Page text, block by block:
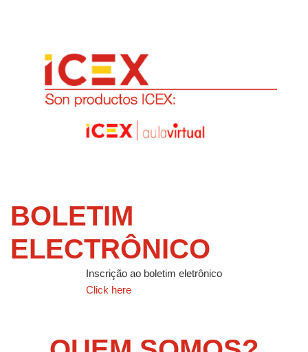
BOLETIM
ELECTRÔNICO
Inscrição ao boletim eletrônico
Click here